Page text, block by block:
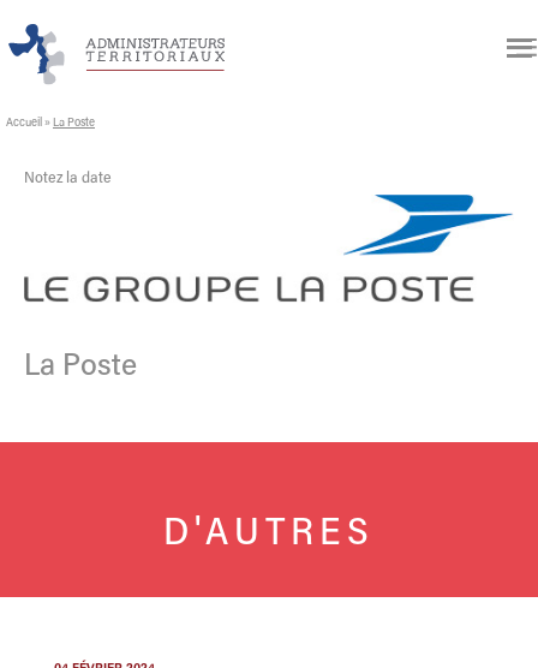
Accueil » La Poste
Notez la date
La Poste
D'AUTRES